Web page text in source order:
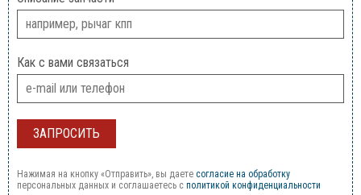
Как с вами связаться
Нажимая на кнопку «Отправить», вы даете согласие на обработку
персональных данных и соглашаетесь c политикой конфиденциальности